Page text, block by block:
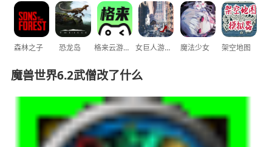
森林之子 恐龙岛 格来云游戏 女巨人游乐场 魔法少女 架空地图
魔兽世界6.2武僧改了什么